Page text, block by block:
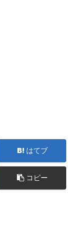
はてブ
コピー